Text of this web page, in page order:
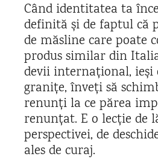
Când identitatea ta
definită și de faptul că
de măsline care poate
produs similar din
devii internațional,
granițe, înveți să
renunți la ce părea
renunțat. E o lecție de
perspectivei, de
ales de curaj.